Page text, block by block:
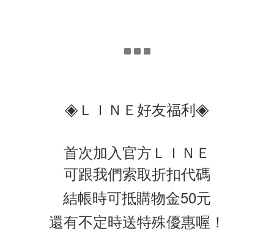
◈ ＬＩＮＥ好友福利◈
首次加入官方ＬＩＮＥ
可跟我們索取折扣代碼
結帳時可抵購物金50元
還有不定時送特殊優惠喔！